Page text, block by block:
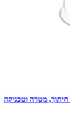
מטרה וטכניקה